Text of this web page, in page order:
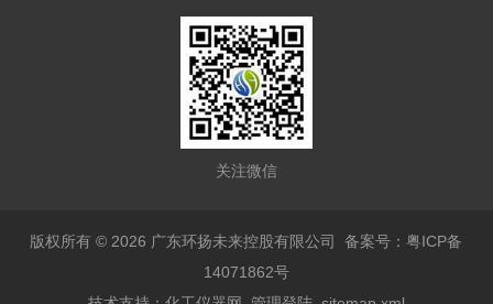
关注微信
版权所有 © 2026 广东环扬未来控股有限公司备案号：粤ICP备
14071862号